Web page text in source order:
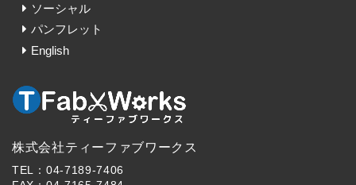
ソーシャル
パンフレット
English
株式会社ティーファブワークス
TEL：04-7189-7406